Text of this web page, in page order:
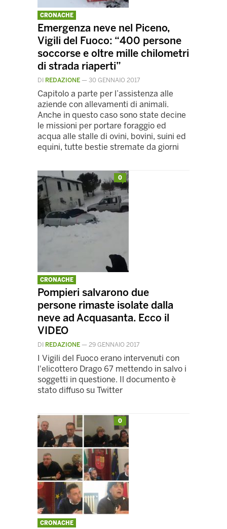
CRONACHE
Emergenza neve nel Piceno,
Vigili del Fuoco: “400 persone
soccorse e oltre mille chilometri
di strada riaperti”
DI REDAZIONE — 30 GENNAIO 2017
Capitolo a parte per l’assistenza alle
aziende con allevamenti di animali.
Anche in questo caso sono state decine
le missioni per portare foraggio ed
acqua alle stalle di ovini, bovini, suini ed
equini, tutte bestie stremate da giorni
0
CRONACHE
Pompieri salvarono due
persone rimaste isolate dalla
neve ad Acquasanta. Ecco il
VIDEO
DI REDAZIONE — 29 GENNAIO 2017
I Vigili del Fuoco erano intervenuti con
l'elicottero Drago 67 mettendo in salvo i
soggetti in questione. Il documento è
stato diffuso su Twitter
0
CRONACHE